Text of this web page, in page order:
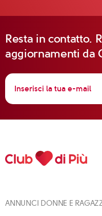
Resta in contatto.
aggiornamenti da
ANNUNCI DONNE E